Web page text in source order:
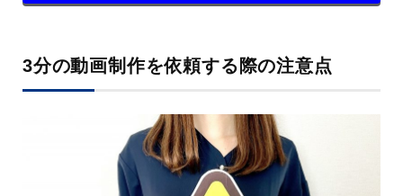
3分の動画制作を依頼する際の注意点